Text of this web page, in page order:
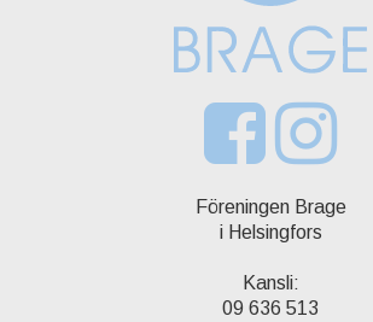
Föreningen Brage
i Helsingfors
Kansli:
09 636 513